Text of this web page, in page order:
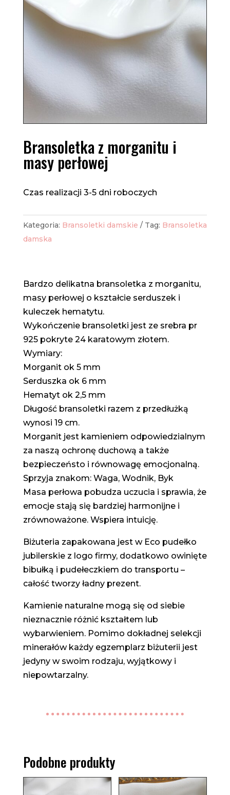
Bransoletka z morganitu i
masy perłowej
Czas realizacji 3-5 dni roboczych
Kategoria: Bransoletki damskie Tag: Bransoletka
damska
Bardzo delikatna bransoletka z morganitu,
masy perłowej o kształcie serduszek i
kuleczek hematytu.
Wykończenie bransoletki jest ze srebra pr
925 pokryte 24 karatowym złotem.
Wymiary:
Morganit ok 5 mm
Serduszka ok 6 mm
Hematyt ok 2,5 mm
Długość bransoletki razem z przedłużką
wynosi 19 cm.
Morganit jest kamieniem odpowiedzialnym
za naszą ochronę duchową a także
bezpieczeństo i równowagę emocjonalną.
Sprzyja znakom: Waga, Wodnik, Byk
Masa perłowa pobudza uczucia i sprawia, że
emocje stają się bardziej harmonijne i
zrównoważone. Wspiera intuicję.
Biżuteria zapakowana jest w Eco pudełko
jubilerskie z logo firmy, dodatkowo owinięte
bibułką i pudełeczkiem do transportu –
całość tworzy ładny prezent.
Kamienie naturalne mogą się od siebie
nieznacznie różnić kształtem lub
wybarwieniem. Pomimo dokładnej selekcji
minerałów każdy egzemplarz biżuterii jest
jedyny w swoim rodzaju, wyjątkowy i
niepowtarzalny.
Podobne produkty